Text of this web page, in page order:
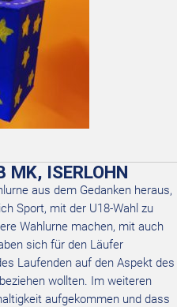
MK, ISERLOHN
aus dem Gedanken heraus,
Sport, mit der U18-Wahl zu
Wahlurne machen, mit auch
sich für den Läufer
Laufenden auf den Aspekt des
wollten. Im weiteren
aufgekommen und dass